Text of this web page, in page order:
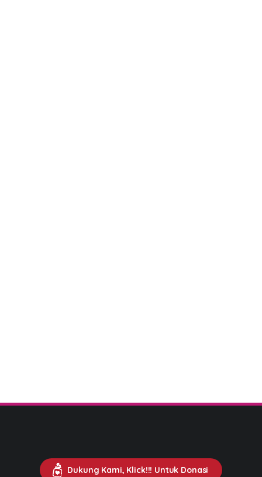
Dukung Kami, Klick!!! Untuk Donasi